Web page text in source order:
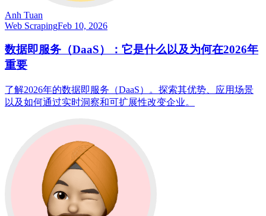
Anh Tuan
Web ScrapingFeb 10, 2026
数据即服务（DaaS）：它是什么以及为何在2026年
重要
了解2026年的数据即服务（DaaS）。探索其优势、应用场景
以及如何通过实时洞察和可扩展性改变企业。